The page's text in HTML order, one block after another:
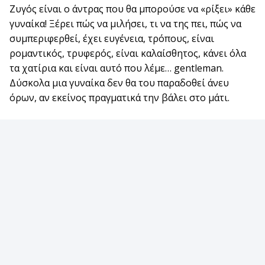
Ζυγός είναι ο άντρας που θα μπορούσε να «ρίξει» κάθε
γυναίκα! Ξέρει πώς να μιλήσει, τι να της πει, πώς να
συμπεριφερθεί, έχει ευγένεια, τρόπους, είναι
ρομαντικός, τρυφερός, είναι καλαίσθητος, κάνει όλα
τα χατίρια και είναι αυτό που λέμε… gentleman.
Δύσκολα μια γυναίκα δεν θα του παραδοθεί άνευ
όρων, αν εκείνος πραγματικά την βάλει στο μάτι.